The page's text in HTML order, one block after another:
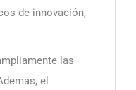
de innovación,
las
el